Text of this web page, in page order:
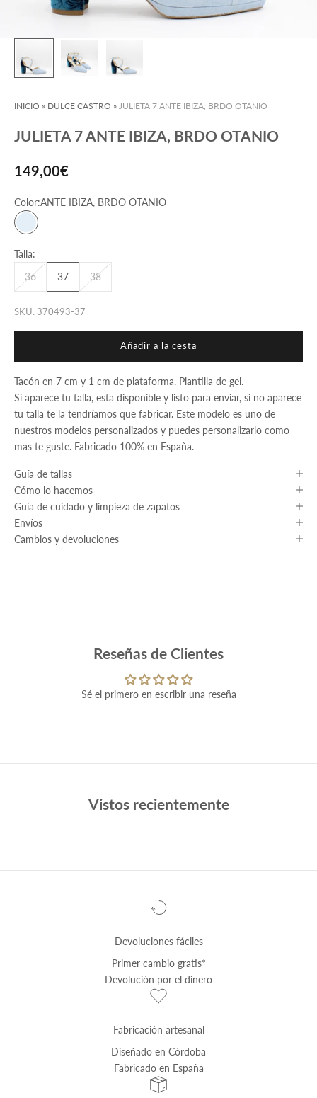
INICIO » DULCE CASTRO » JULIETA 7 ANTE IBIZA, BRDO OTANIO
JULIETA 7 ANTE IBIZA, BRDO OTANIO
Precio de oferta
149,00€
Color:ANTE IBIZA, BRDO OTANIO
ANTE IBIZA, BRDO OTANIO
Talla:
36
37 38
SKU: 370493-37
Añadir a la cesta
Tacón en 7 cm y 1 cm de plataforma. Plantilla de gel.
Si aparece tu talla, esta disponible y listo para enviar, si no aparece
tu talla te la tendríamos que fabricar. Este modelo es uno de
nuestros modelos personalizados y puedes personalizarlo como
mas te guste. Fabricado 100% en España.
Guía de tallas
Cómo lo hacemos
Guía de cuidado y limpieza de zapatos
Envíos
Cambios y devoluciones
Reseñas de Clientes
Sé el primero en escribir una reseña
Vistos recientemente
Devoluciones fáciles
Primer cambio gratis*
Devolución por el dinero
Fabricación artesanal
Diseñado en Córdoba
Fabricado en España